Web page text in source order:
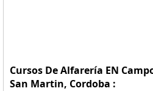
Cursos De Alfarería EN
San Martin, Cordoba :